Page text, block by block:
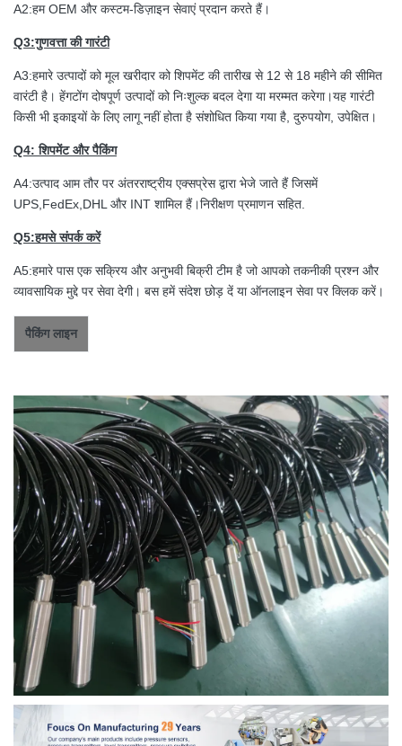
A2:हम OEM और कस्टम-डिज़ाइन सेवाएं प्रदान करते हैं।
Q3:गुणवत्ता की गारंटी
A3:हमारे उत्पादों को मूल खरीदार को शिपमेंट की तारीख से 12 से 18 महीने की सीमित
वारंटी है। हेंगटोंग दोषपूर्ण उत्पादों को निःशुल्क बदल देगा या मरम्मत करेगा।यह गारंटी
किसी भी इकाइयों के लिए लागू नहीं होता है संशोधित किया गया है, दुरुपयोग, उपेक्षित।
Q4: शिपमेंट और पैकिंग
A4:उत्पाद आम तौर पर अंतरराष्ट्रीय एक्सप्रेस द्वारा भेजे जाते हैं जिसमें
UPS,FedEx,DHL और INT शामिल हैं।निरीक्षण प्रमाणन सहित.
Q5:हमसे संपर्क करें
A5:हमारे पास एक सक्रिय और अनुभवी बिक्री टीम है जो आपको तकनीकी प्रश्न और
व्यावसायिक मुद्दे पर सेवा देगी। बस हमें संदेश छोड़ दें या ऑनलाइन सेवा पर क्लिक करें।
पैकिंग लाइन